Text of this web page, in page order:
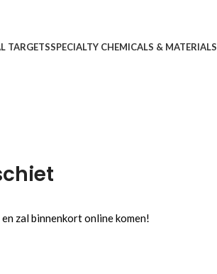
TARGETSSPECIALTY CHEMICALS & MATERIALS
zal binnenkort online komen!